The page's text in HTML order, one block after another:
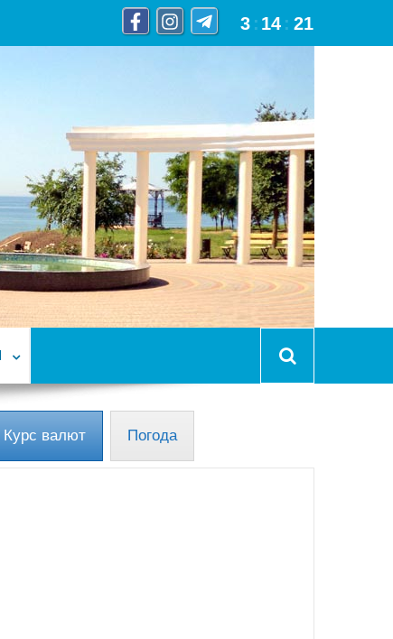
3 : 14 : 22
Курс валют Погода